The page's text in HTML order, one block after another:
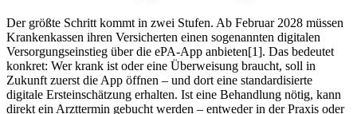
Der größte Schritt kommt in zwei Stufen. Ab Februar 2028 müssen
Krankenkassen ihren Versicherten einen sogenannten digitalen
Versorgungseinstieg über die ePA-App anbieten[1]. Das bedeutet
konkret: Wer krank ist oder eine Überweisung braucht, soll in
Zukunft zuerst die App öffnen – und dort eine standardisierte
digitale Ersteinschätzung erhalten. Ist eine Behandlung nötig, kann
direkt ein Arzttermin gebucht werden – entweder in der Praxis oder